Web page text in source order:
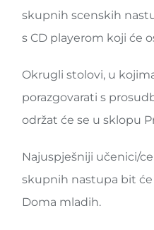
skupnih scenskih
s CD playerom koji će
Okrugli stolovi, u
porazgovarati s
održat će se u sklopu
Najuspješniji učenici/
skupnih nastupa bit
Doma mladih.